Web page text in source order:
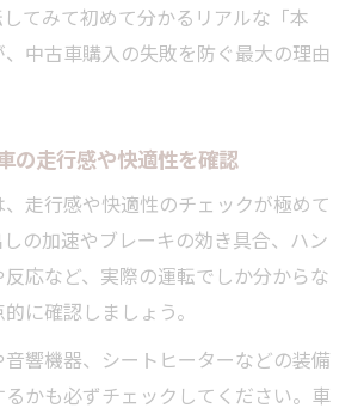
中古車は試乗で細部までチェック
乗体験が購入後の満足度を高める
乗体験の基本的な流れを分かりや
も安心な中古車の試乗予約から実
乗体験で絶対に確認したいポイン
に準備すべきものとチェック事項
てみて初めて分かるリアルな「本
中古車購入の失敗を防ぐ最大の理由
の走行感や快適性を確認
走行感や快適性のチェックが極めて
の加速やブレーキの効き具合、ハン
反応など、実際の運転でしか分からな
に確認しましょう。
響機器、シートヒーターなどの装備
かも必ずチェックしてください。車